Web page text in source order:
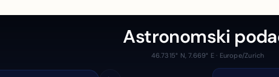
Astronomski
46.7315° N, 7.669° E · Europe/Zurich